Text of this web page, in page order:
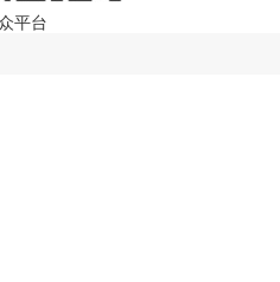
平台